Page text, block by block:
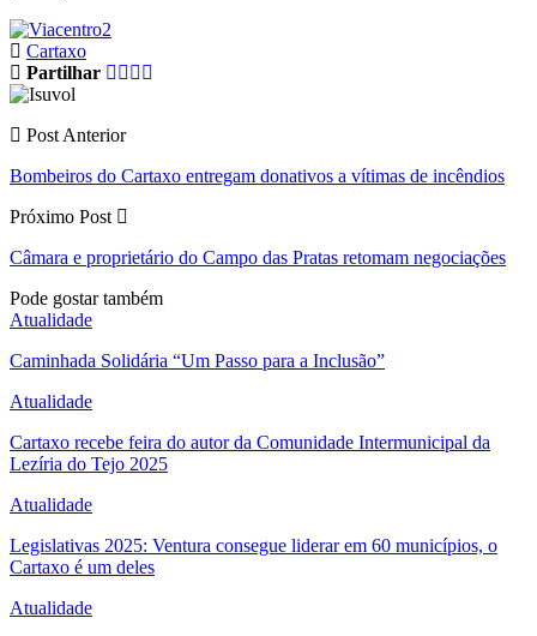
Cartaxo
Partilhar
Post Anterior
Bombeiros do Cartaxo entregam donativos a vítimas de incêndios
Próximo Post
Câmara e proprietário do Campo das Pratas retomam negociações
Pode gostar também
Atualidade
Caminhada Solidária “Um Passo para a Inclusão”
Atualidade
Cartaxo recebe feira do autor da Comunidade Intermunicipal da
Lezíria do Tejo 2025
Atualidade
Legislativas 2025: Ventura consegue liderar em 60 municípios, o
Cartaxo é um deles
Atualidade